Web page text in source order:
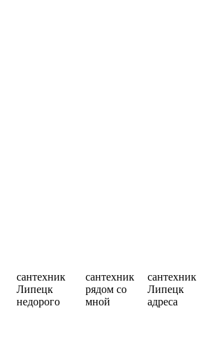
сантехник
Липецк
недорого
сантехник
рядом со
мной
сантехник
Липецк
адреса